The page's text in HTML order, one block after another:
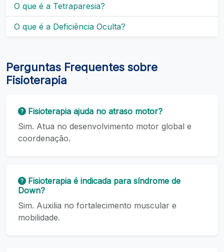
O que é a Tetraparesia?
O que é a Deficiência Oculta?
Perguntas Frequentes sobre
Fisioterapia
Fisioterapia ajuda no atraso motor?
Sim. Atua no desenvolvimento motor global e
coordenação.
Fisioterapia é indicada para síndrome de
Down?
Sim. Auxilia no fortalecimento muscular e
mobilidade.